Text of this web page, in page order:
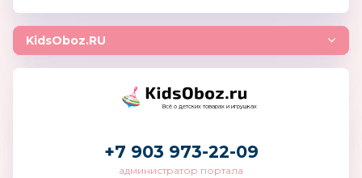
KidsOboz.RU
Всё о детских товарах и игрушках
+7 903 973-22-09
администратор портала